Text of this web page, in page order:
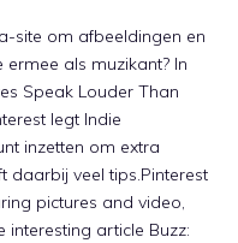
site om afbeeldingen en
als muzikant? In
Speak Louder Than
legt Indie
inzetten om extra
daarbij veel tips.Pinterest
pictures and video,
interesting article Buzz: